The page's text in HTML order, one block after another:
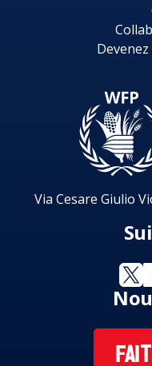
Via Cesare Giulio